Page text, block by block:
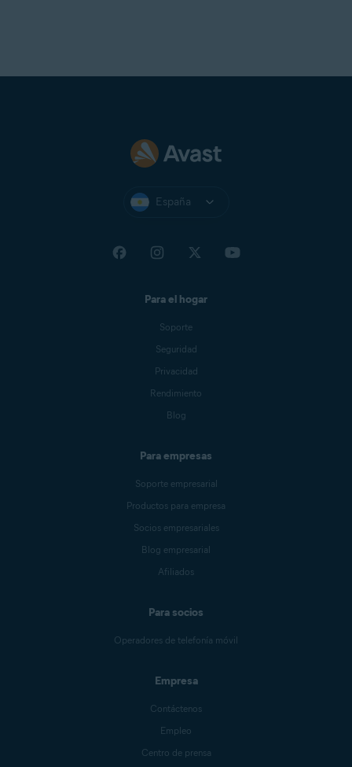
España
Para el hogar
Soporte
Seguridad
Privacidad
Rendimiento
Blog
Para empresas
Soporte empresarial
Productos para empresa
Socios empresariales
Blog empresarial
Afiliados
Para socios
Operadores de telefonía móvil
Empresa
Contáctenos
Empleo
Centro de prensa